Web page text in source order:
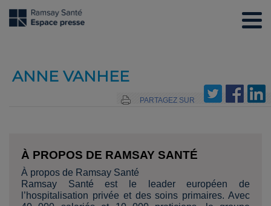
ANNE VANHEE
PARTAGEZ SUR
À PROPOS DE RAMSAY SANTÉ
À propos de Ramsay Santé
Ramsay Santé est le leader européen de
l’hospitalisation privée et des soins primaires. Avec